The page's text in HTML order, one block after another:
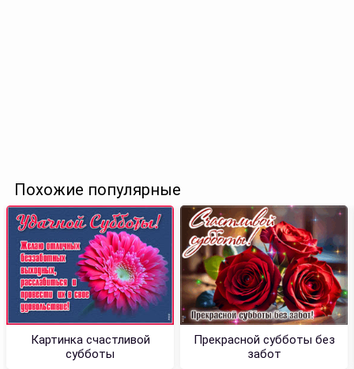
Похожие популярные
Картинка счастливой
субботы
Прекрасной субботы без
забот